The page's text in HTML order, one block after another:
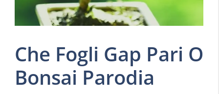
Che Fogli Gap Pari O
Bonsai Parodia